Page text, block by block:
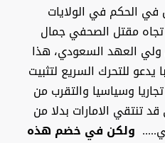
في الحكم في الولايات
تجاه مقتل الصحفي جمال
العهد السعودي، هذا
يدعو للتحرك السريع لتثبيت
وسياسيا والتقرب من
قد تنتقي الامارات بدلا من
ولكن في خضم هذه